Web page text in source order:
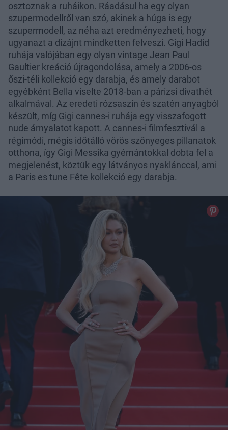
osztoznak a ruháikon. Ráadásul ha egy olyan
szupermodellről van szó, akinek a húga is egy
szupermodell, az néha azt eredményezheti, hogy
ugyanazt a dizájnt mindketten felveszi. Gigi Hadid
ruhája valójában egy olyan vintage Jean Paul
Gaultier kreáció újragondolása, amely a 2006-os
őszi-téli kollekció egy darabja, és amely darabot
egyébként Bella viselte 2018-ban a párizsi divathét
alkalmával. Az eredeti rózsaszín és szatén anyagból
készült, míg Gigi cannes-i ruhája egy visszafogott
nude árnyalatot kapott. A cannes-i filmfesztivál a
régimódi, mégis időtálló vörös szőnyeges pillanatok
otthona, így Gigi Messika gyémántokkal dobta fel a
megjelenést, köztük egy látványos nyaklánccal, ami
a Paris es tune Fête kollekció egy darabja.